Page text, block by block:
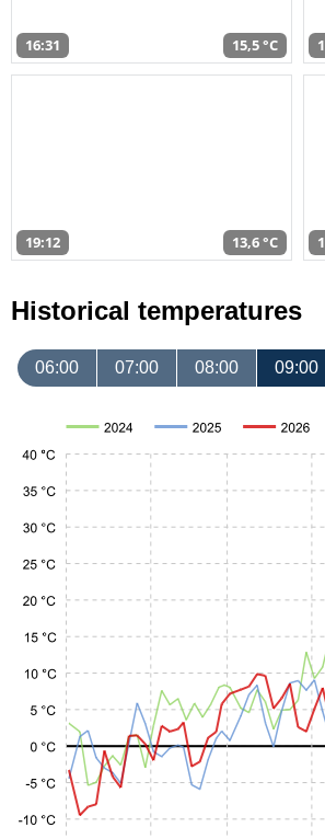
16:31 15,5 °C
19:12 13,6 °C
Historical temperatures
06:00 07:00 08:00 09:00